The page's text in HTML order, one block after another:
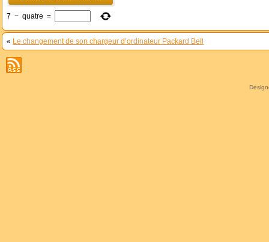
7 − quatre =
« Le changement de son chargeur d’ordinateur Packard Bell